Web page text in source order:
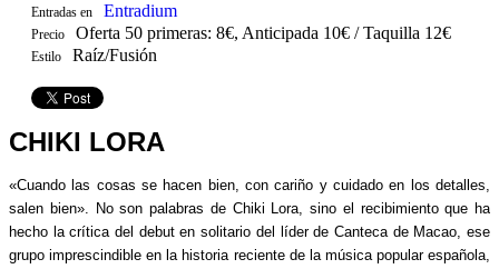
Entradas en Entradium
Precio Oferta 50 primeras: 8€, Anticipada 10€ / Taquilla 12€
Estilo Raíz/Fusión
CHIKI LORA
«Cuando las cosas se hacen bien, con cariño y cuidado en los detalles,
salen bien». No son palabras de Chiki Lora, sino el recibimiento que ha
hecho la crítica del debut en solitario del líder de Canteca de Macao, ese
grupo imprescindible en la historia reciente de la música popular española,